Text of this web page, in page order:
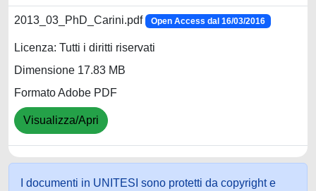
2013_03_PhD_Carini.pdf Open Access dal 16/03/2016
Licenza: Tutti i diritti riservati
Dimensione 17.83 MB
Formato Adobe PDF
Visualizza/Apri
I documenti in UNITESI sono protetti da copyright e